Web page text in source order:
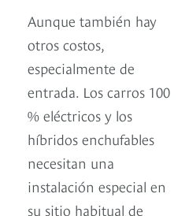
Aunque también hay
otros costos,
especialmente de
entrada. Los carros 100
% eléctricos y los
híbridos enchufables
necesitan una
instalación especial en
su sitio habitual de